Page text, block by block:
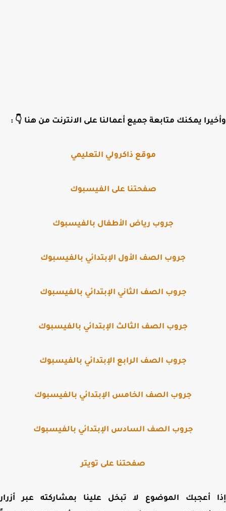
يمكنك متابعة جميع أعمالنا على الانترنت من هنا 👇 :
موقع ذاكرولي التعليمي
صفحتنا على الفيسبوك
جروب رياض الأطفال بالفيسبوك
جروب الصف الأول الإبتدائي بالفيسبوك
جروب الصف الثاني الإبتدائي بالفيسبوك
جروب الصف الثالث الإبتدائي بالفيسبوك
جروب الصف الرابع الإبتدائي بالفيسبوك
جروب الصف الخامس الإبتدائي بالفيسبوك
جروب الصف السادس الإبتدائي بالفيسبوك
صفحتنا على تويتر
أعجبك الموضوع لا تبخل علينا بمشاركته عبر أزرار